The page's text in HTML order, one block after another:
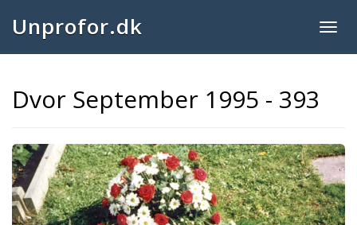
Unprofor.dk
Dvor September 1995 - 393